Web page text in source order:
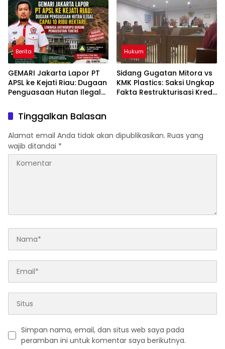
Hulu Abaikan Saksi,
Abaikan Bukti”
Berita
GEMARI Jakarta Lapor PT
APSL ke Kejati Riau: Dugaan
Penguasaan Hutan Ilegal
Ormas Antikorupsi Dukung
Pengusutan Tuntas
Hukum
Sidang Gugatan Mitora vs
KMK Plastics: Saksi Ungkap
Fakta Restrukturisasi Kredit
Tinggalkan Balasan
Alamat email Anda tidak akan dipublikasikan. Ruas yang
wajib ditandai *
Simpan nama, email, dan situs web saya pada
peramban ini untuk komentar saya berikutnya.